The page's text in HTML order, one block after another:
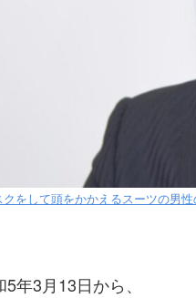
クをして頭をかかえるスーツの男
5年3月13日から、